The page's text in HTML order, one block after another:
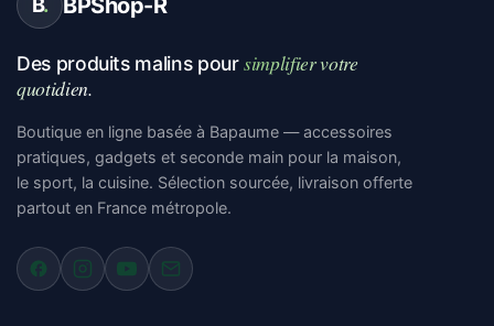
Des produits malins poursimplifier votre
quotidien.
Boutique en ligne basée à Bapaume — accessoires
pratiques, gadgets et seconde main pour la maison,
le sport, la cuisine. Sélection sourcée, livraison offerte
partout en France métropole.